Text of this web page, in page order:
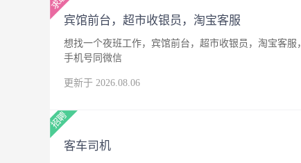
宾馆前台，超市收银员，淘宝客服
想找一个夜班工作，宾馆前台，超市收银员，淘宝客服
手机号同微信
更新于 2026.08.06
客车司机